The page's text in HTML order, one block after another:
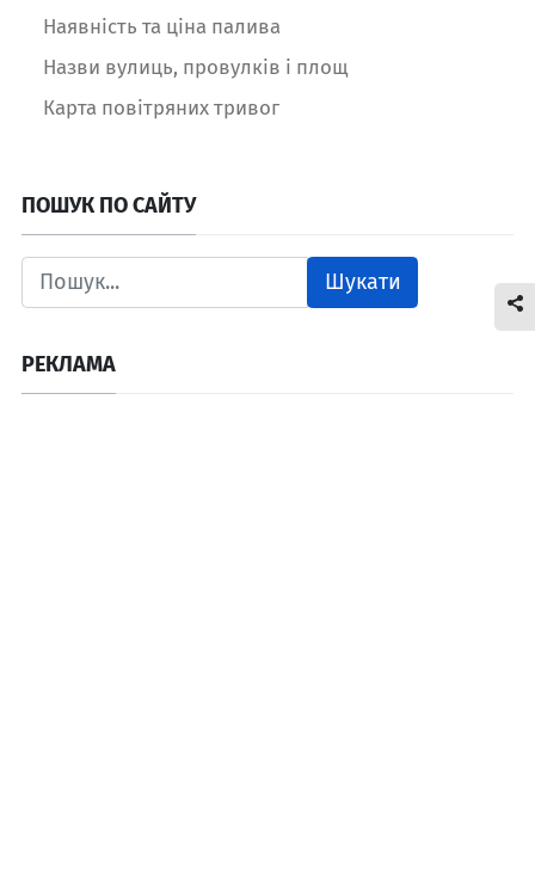
Наявність та ціна палива
Назви вулиць, провулків і площ
Карта повітряних тривог
ПОШУК ПО САЙТУ
Шукати
РЕКЛАМА